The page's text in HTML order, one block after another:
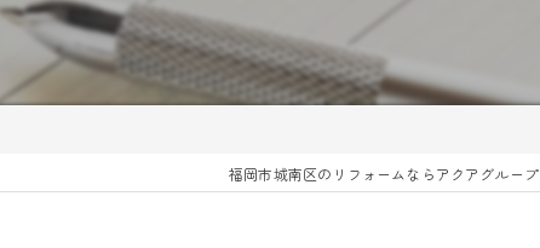
外構工事・エクステリア
福岡市城南区のリフォームならアクアグループ